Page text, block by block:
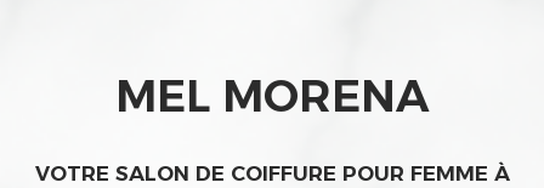
MEL MORENA
VOTRE SALON DE COIFFURE POUR FEMME À